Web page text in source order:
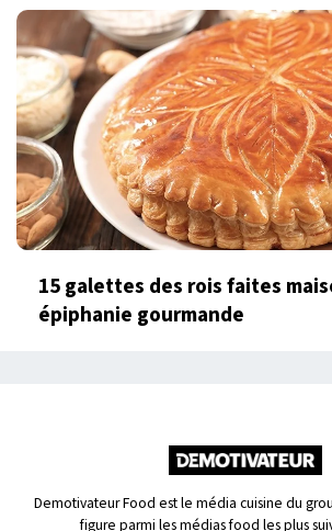
15 galettes des rois faites
épiphanie gourmande
Demotivateur Food est le média cuisine du
figure parmi les médias food les plus